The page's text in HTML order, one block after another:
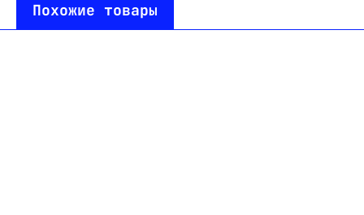
Похожие товары